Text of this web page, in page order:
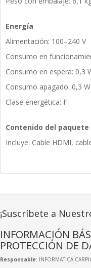
Energía
Alimentación: 100–240 V
Consumo en
Consumo en espera: 0,3
Consumo apagado: 0,3 W
Clase energética: F
Contenido del paquete
Incluye: Cable HDMI,
¡Suscríbete a
INFORMACIÓN
PROTECCIÓN DE
Responsable: INFORMATICA